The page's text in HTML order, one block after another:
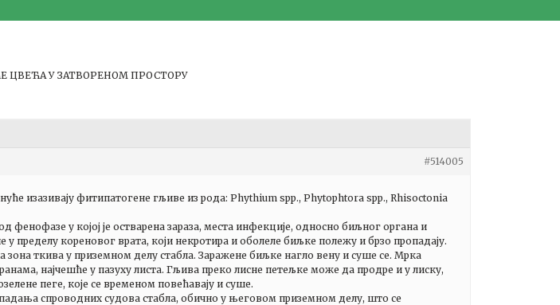
ЦВЕЋА У ЗАТВОРЕНОМ ПРОСТОРУ
#514005
изазивају фитипатогене гљиве из рода: Phythium spp., Phytophtora spp., Rhisoctonia
фенофазе у којој је остварена зараза, места инфекције, односно биљног органа и
кореновог врата, који некротира и оболеле биљке полежу и брзо пропадају.
зона ткива у приземном делу стабла. Заражене биљке нагло вену и суше се. Мрка
најчешће у пазуху листа. Гљива преко лисне петељке може да продре и у лиску,
пеге, које се временом повећавају и суше.
спроводних судова стабла, обично у његовом приземном делу, што се